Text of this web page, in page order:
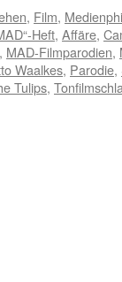
, Film,
Heft, Affäre,
, MAD-Filmparodien,
Waalkes, Parodie,
Tulips,